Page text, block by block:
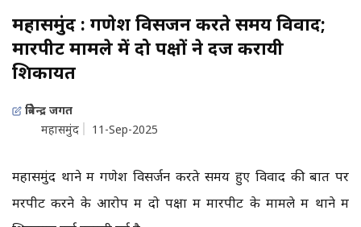
महासमुंद : गणेश विसर्जन करते समय विवाद;
मारपीट मामले में दो पक्षों ने दर्ज करायी
शिकायत
त्रिवेन्द्र जगत
महासमुंद
11-Sep-2025
महासमुंद थाने में गणेश विसर्जन करते समय हुए विवाद की बात पर
मरपीट करने के आरोप में दो पक्षों में मारपीट के मामले में थाने में